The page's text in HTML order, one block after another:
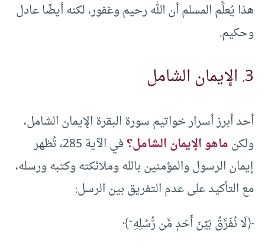
هذا يُعلِّم المسلم أن الله رحيم وغفور، لكنه أيضًا عادل
وحكيم.
3. الإيمان الشامل
أحد أبرز أسرار خواتيم سورة البقرة الإيمان الشامل،
ولكنماهو الإيمان الشامل؟
في الآية 285، تُظهر
إيمان الرسول والمؤمنين بالله وملائكته وكتبه ورسله،
مع التأكيد على عدم التفريق بين الرسل:
﴿لَا نُفَرِّقُ بَيۡنَ أَحَدٖ مِّن رُّسُلِهِۦ﴾